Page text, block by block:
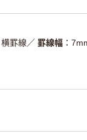
横罫線 ／ 罫線幅